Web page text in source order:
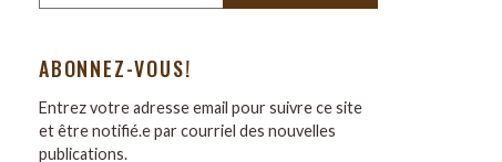
ABONNEZ-VOUS!
Entrez votre adresse email pour suivre ce site
et être notifié.e par courriel des nouvelles
publications.